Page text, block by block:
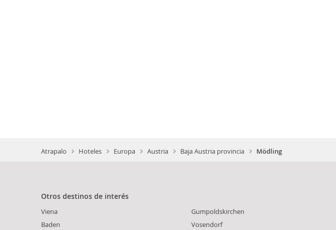
Atrapalo Hoteles Europa Austria Baja Austria provincia Mödling
Otros destinos de interés
Viena
Baden
Gumpoldskirchen
Vosendorf